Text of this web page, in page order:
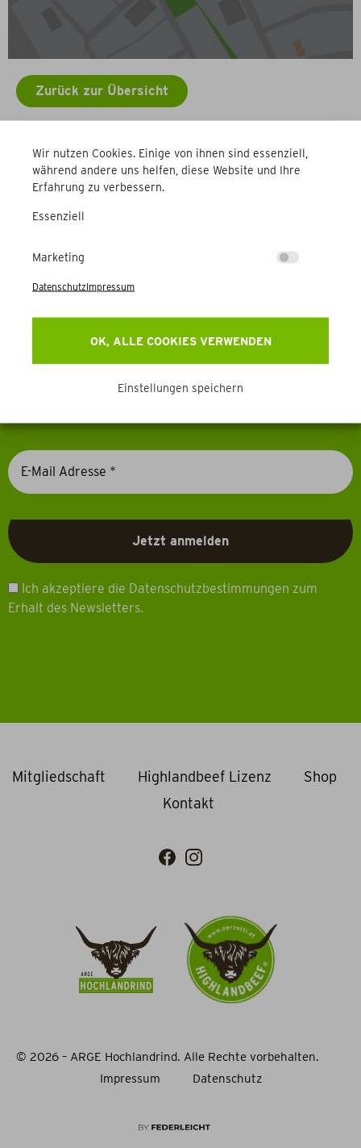
Wir nutzen Cookies. Einige von ihnen sind essenziell,
während andere uns helfen, diese Website und Ihre
Erfahrung zu verbessern.
Essenziell
Marketing
OK, ALLE COOKIES VERWENDEN
Einstellungen speichern
DatenschutzImpressum
Zurück zur Übersicht
Weitere Betriebe
Newsletter
Erhalten Sie Aktuelles, Events & mehr direkt in Ihr
Postfach.
Ich akzeptiere die Datenschutzbestimmungen zum
Erhalt des Newsletters.
Mitgliedschaft Highlandbeef Lizenz
Shop
Kontakt
© 2026 – ARGE Hochlandrind. Alle Rechte vorbehalten.
Impressum
Datenschutz